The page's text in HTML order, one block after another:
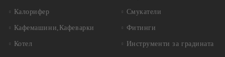
Калорифер
Кафемашини,Кафеварки
Котел
Смукатели
Фитинги
Инструменти за градината